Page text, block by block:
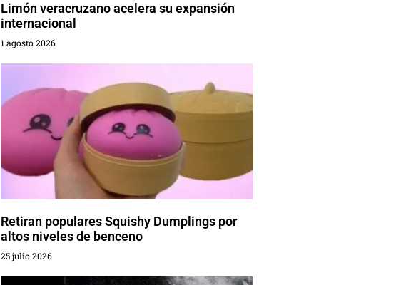
Limón veracruzano acelera su expansión
internacional
1 agosto 2026
Retiran populares Squishy Dumplings por
altos niveles de benceno
25 julio 2026